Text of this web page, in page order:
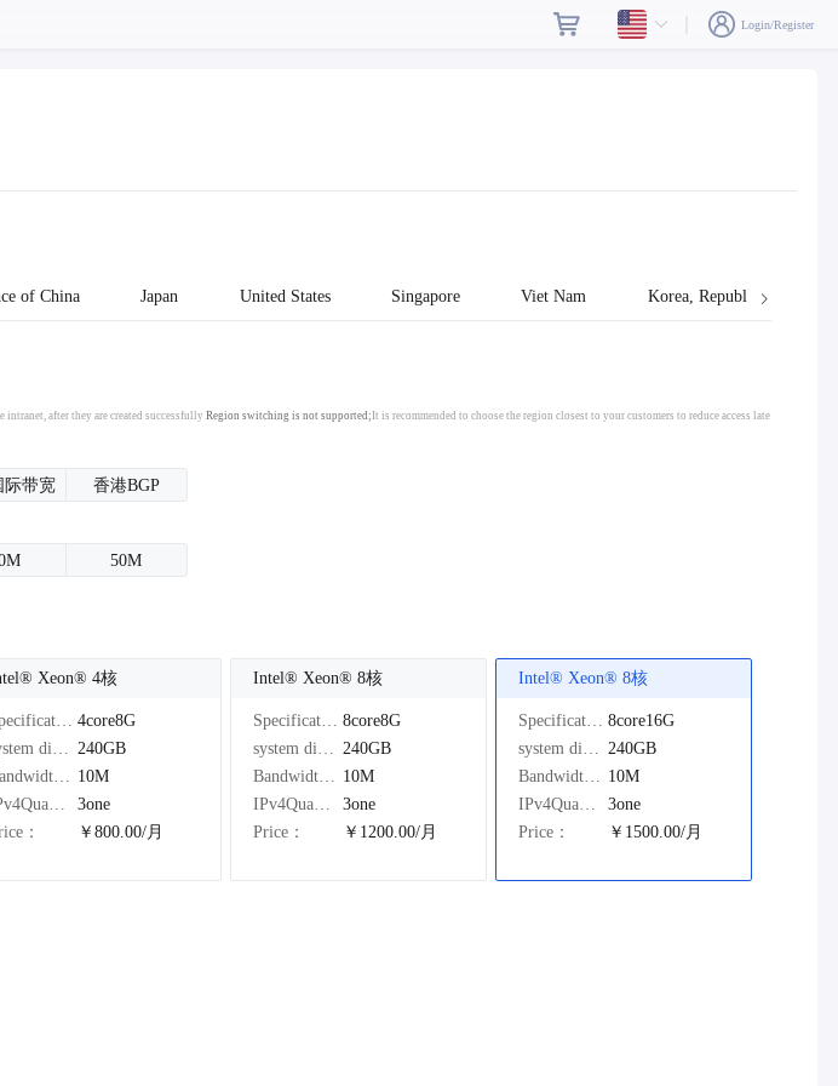
Login/Register
of China Japan United States Singapore Viet Nam Korea, Republic of
after they are created successfullyRegion switching is not supported;It is recommended to choose the region closest to your customers to reduce access late
际带宽 香港BGP
50M
Xeon®️ 4核
Specifications： 4core8G
system disk： 240GB
Bandwidth： 10M
IPv4Quantity：
3one
：
￥800.00/月
Intel®️ Xeon®️ 8核
Specifications： 8core8G
system disk： 240GB
Bandwidth： 10M
IPv4Quantity：
3one
Price：
￥1200.00/月
Intel®️ Xeon®️ 8核
Specifications： 8core16G
system disk： 240GB
Bandwidth： 10M
IPv4Quantity：
3one
Price：
￥1500.00/月